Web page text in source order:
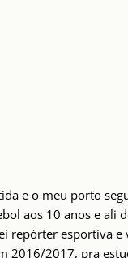
e o meu porto
aos 10 anos e ali
repórter esportiva e
2016/2017, pra